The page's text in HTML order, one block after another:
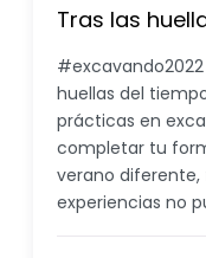
Tras las
#excavando2022
huellas del
prácticas en
completar tu
verano
experiencias no